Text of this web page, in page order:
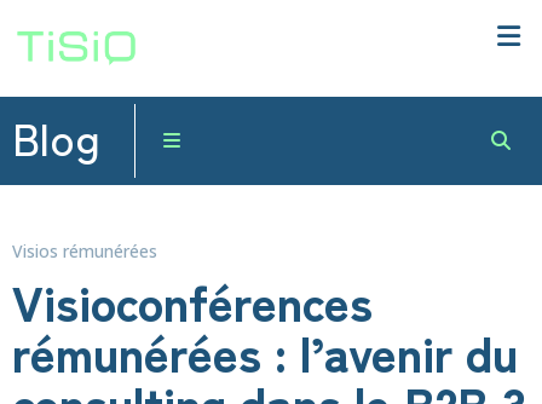
Blog
Visios rémunérées
Visioconférences
rémunérées : l’avenir du